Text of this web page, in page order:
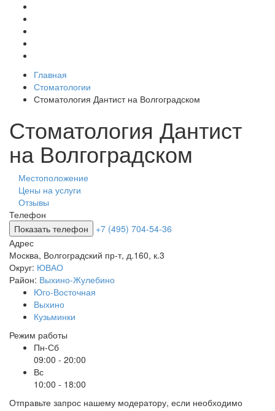
Главная
Стоматологии
Стоматология Дантист на Волгоградском
Стоматология Дантист
на Волгоградском
Местоположение
Цены на услуги
Отзывы
Телефон
Показать телефон
+7 (495) 704-54-36
Адрес
Москва, Волгоградский пр-т, д.160, к.3
Округ: ЮВАО
Район: Выхино-Жулебино
Юго-Восточная
Выхино
Кузьминки
Режим работы
Пн-Сб
09:00 - 20:00
Вс
10:00 - 18:00
Отправьте запрос нашему модератору, если необходимо